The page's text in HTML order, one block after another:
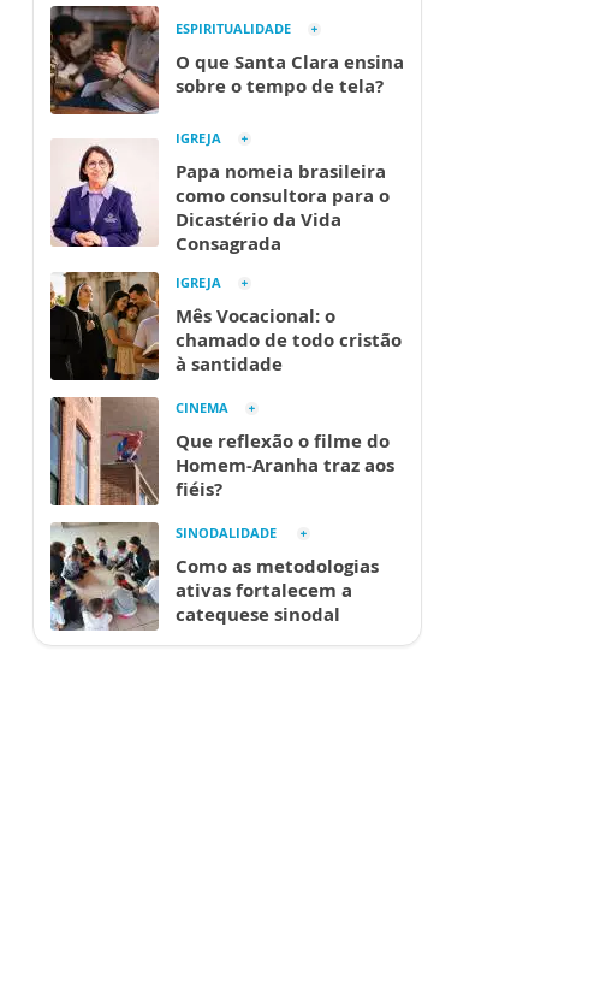
ESPIRITUALIDADE
O que Santa Clara ensina
sobre o tempo de tela?
IGREJA
Papa nomeia brasileira
como consultora para o
Dicastério da Vida
Consagrada
IGREJA
Mês Vocacional: o
chamado de todo cristão
à santidade
CINEMA
Que reflexão o filme do
Homem-Aranha traz aos
fiéis?
SINODALIDADE
Como as metodologias
ativas fortalecem a
catequese sinodal